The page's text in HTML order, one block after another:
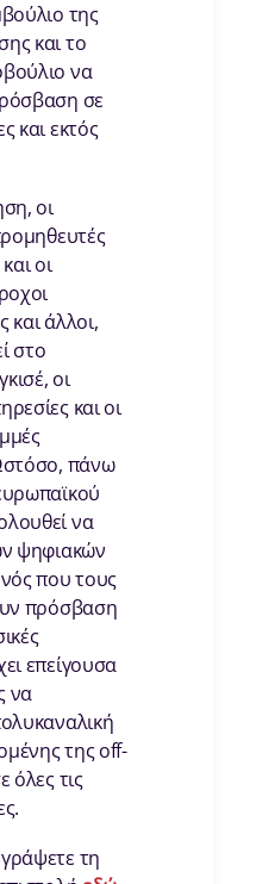
της
και το
να
σε
και εκτός
οι
οι
και άλλοι,
στο
οι
και οι
πάνω
να
ψηφιακών
που τους
πρόσβαση
επείγουσα
να
της off-
τις
τη